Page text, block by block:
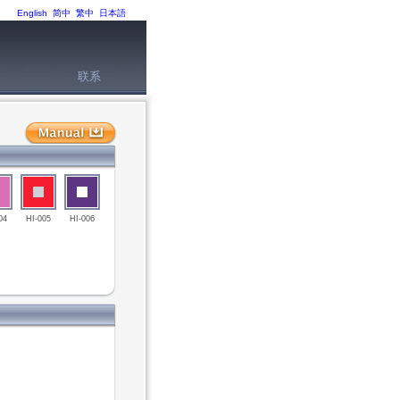
English 简中 繁中 日本語
联系
HI-005 HI-006